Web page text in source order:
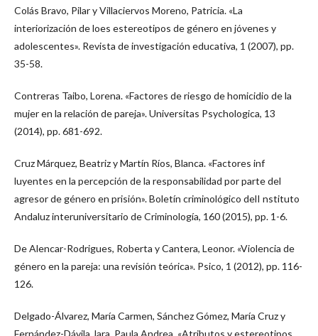
Colás Bravo, Pilar y Villaciervos Moreno, Patricia. «La
interiorización de loes estereotipos de género en jóvenes y
adolescentes». Revista de investigación educativa, 1 (2007), pp.
35-58.
Contreras Taibo, Lorena. «Factores de riesgo de homicidio de la
mujer en la relación de pareja». Universitas Psychologica, 13
(2014), pp. 681-692.
Cruz Márquez, Beatriz y Martín Ríos, Blanca. «Factores inf
luyentes en la percepción de la responsabilidad por parte del
agresor de género en prisión». Boletín criminológico delI nstituto
Andaluz interuniversitario de Criminología, 160 (2015), pp. 1-6.
De Alencar-Rodrigues, Roberta y Cantera, Leonor. «Violencia de
género en la pareja: una revisión teórica». Psico, 1 (2012), pp. 116-
126.
Delgado-Álvarez, María Carmen, Sánchez Gómez, María Cruz y
Fernández-Dávila Jara, Paula Andrea. «Atributos y estereotipos